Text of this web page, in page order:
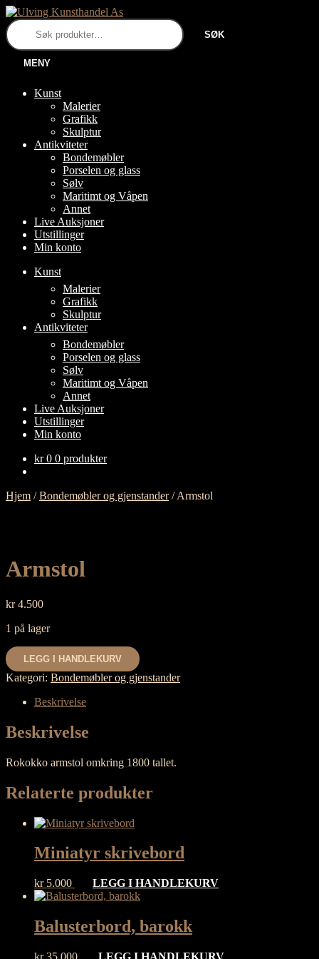
Hopp
til
navigasjon
Hopp
til
innhold
Søk
etter:
SØK
MENY
Kunst
Malerier
Grafikk
Skulptur
Antikviteter
Bondemøbler
Porselen og glass
Sølv
Maritimt og Våpen
Annet
Live Auksjoner
Utstillinger
Min konto
Kunst
UT
UNDERMENY
Malerier
Grafikk
Skulptur
Antikviteter
UT
UNDERMENY
Bondemøbler
Porselen og glass
Sølv
Maritimt og Våpen
Annet
Live Auksjoner
Utstillinger
Min konto
kr0 0 produkter
Hjem /Bondemøbler og gjenstander/Armstol
Armstol
kr4.500
1 på lager
Armstol
antallLEGG I HANDLEKURV
Kategori: Bondemøbler og gjenstander
Beskrivelse
Beskrivelse
Rokokko armstol omkring 1800 tallet.
Relaterte produkter
Miniatyr skrivebord
kr5.000 LEGG I HANDLEKURV
Balusterbord, barokk